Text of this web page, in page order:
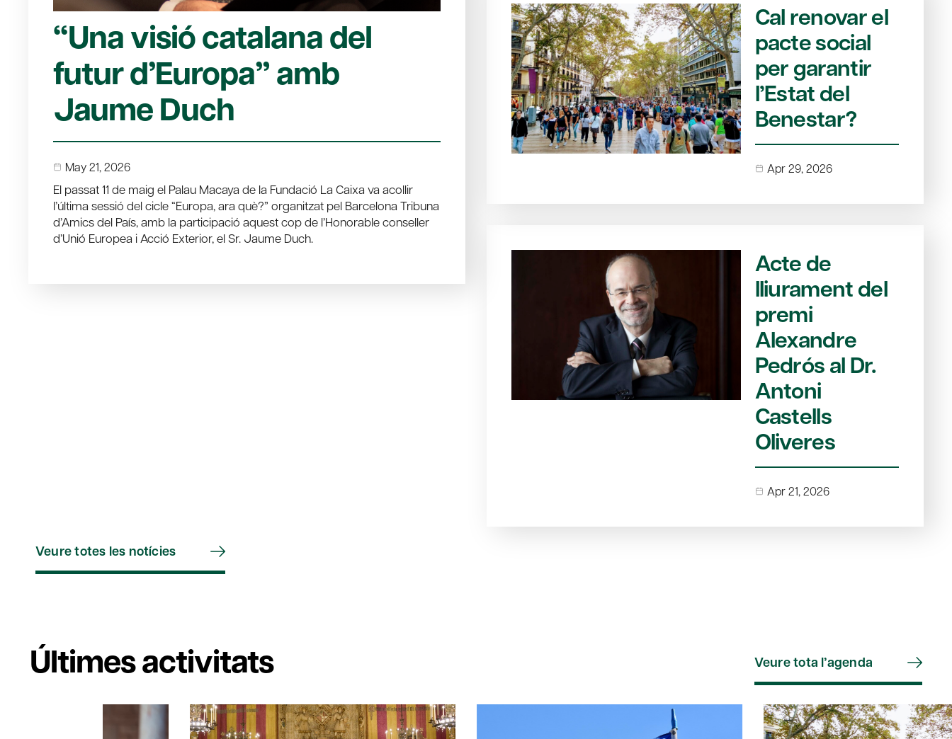
“Una visió catalana del
futur d’Europa” amb
Jaume Duch
May 21, 2026
El passat 11 de maig el Palau Macaya de la Fundació La Caixa va acollir
l’última sessió del cicle “Europa, ara què?” organitzat pel Barcelona Tribuna
d’Amics del País, amb la participació aquest cop de l’Honorable conseller
d’Unió Europea i Acció Exterior, el Sr. Jaume Duch.
Cal renovar el
pacte social
per garantir
l’Estat del
Benestar?
Apr 29, 2026
Acte de
lliurament del
premi
Alexandre
Pedrós al Dr.
Antoni
Castells
Oliveres
Apr 21, 2026
Veure totes les notícies
Últimes activitats Veure tota l’agenda